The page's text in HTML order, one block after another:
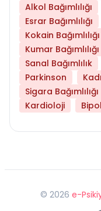
Alkol Bağımlılığı
Esrar Bağımlılığı
Kokain Bağımlılığı
Kumar Bağımlılığı
Sanal Bağımlılık
Parkinson
Sigara Bağımlılığı
Kardioloji
© 2026 e-